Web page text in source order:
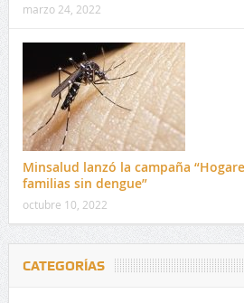
marzo 24, 2022
Minsalud lanzó la campaña
familias sin dengue”
octubre 10, 2022
CATEGORÍAS